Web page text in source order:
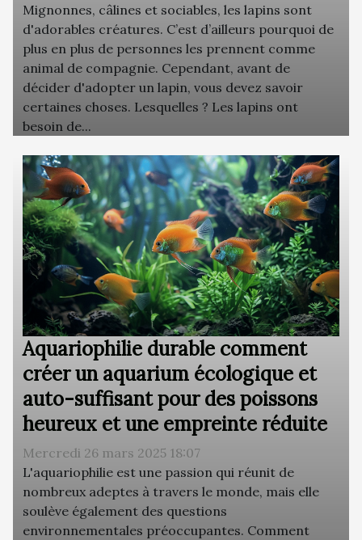
Mignonnes, câlines et sociables, les lapins sont
d'adorables créatures. C’est d’ailleurs pourquoi de
plus en plus de personnes les prennent comme
animal de compagnie. Cependant, avant de
décider d'adopter un lapin, vous devez savoir
certaines choses. Lesquelles ? Les lapins ont
besoin de...
Aquariophilie durable comment
créer un aquarium écologique et
auto-suffisant pour des poissons
heureux et une empreinte réduite
Mercredi 26 mars 2025 18:07
L'aquariophilie est une passion qui réunit de
nombreux adeptes à travers le monde, mais elle
soulève également des questions
environnementales préoccupantes. Comment